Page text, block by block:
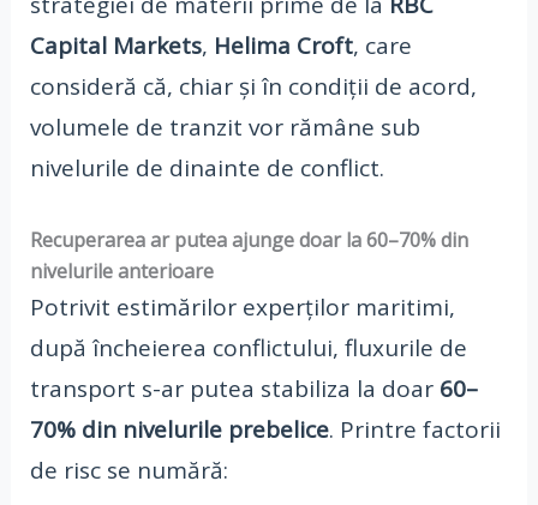
Capital Markets, Helima Croft, care
consideră că, chiar și în condiții de acord,
volumele de tranzit vor rămâne sub
nivelurile de dinainte de conflict.
Recuperarea ar putea ajunge doar la 60–70% din
nivelurile anterioare
Potrivit estimărilor experților maritimi,
după încheierea conflictului, fluxurile de
transport s-ar putea stabiliza la doar 60–
70% din nivelurile prebelice. Printre factorii
de risc se numără: